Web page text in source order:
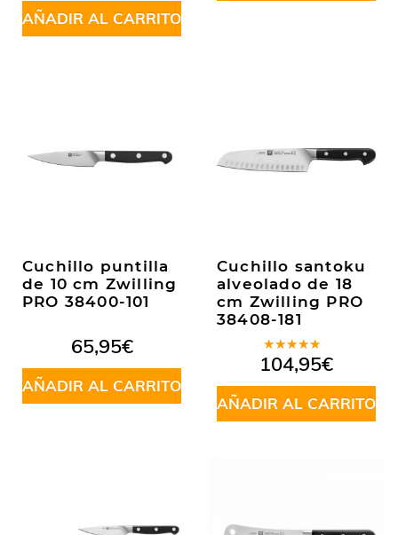
AÑADIR AL CARRITO
Cuchillo puntilla
de 10 cm Zwilling
PRO 38400-101
65,95€
AÑADIR AL CARRITO
Cuchillo santoku
alveolado de 18
cm Zwilling PRO
38408-181
Valorado
en5.00de
5
104,95€
AÑADIR AL CARRITO